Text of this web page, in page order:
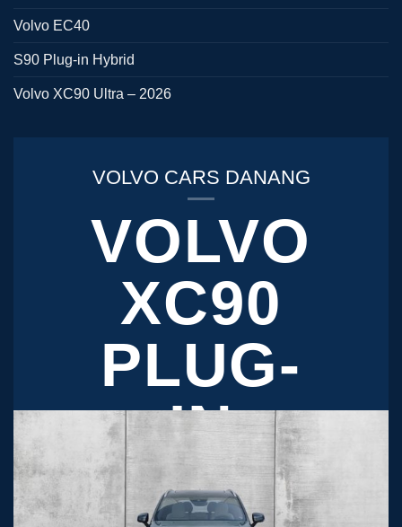
Volvo EC40
S90 Plug-in Hybrid
Volvo XC90 Ultra – 2026
VOLVO CARS DANANG
VOLVO
XC90
PLUG-
IN
HYBRID